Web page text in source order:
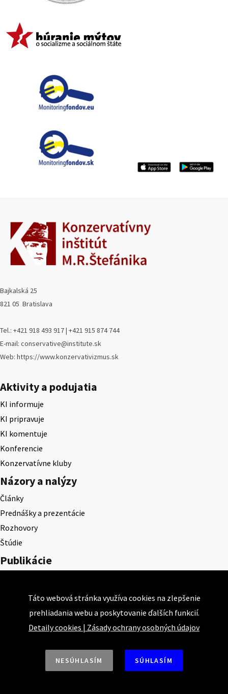
Bajkalská 25
821 05 Bratislava
Tel.: +421 918 493 917 | +421 915 874 744
E-mail: conservative@institute.sk
Web: https://www.konzervativizmus.sk
Aktivity a podujatia
KI informuje
KI pripravuje
KI komentuje
Konferencie
Konzervatívne kluby
Názory a nalýzy
Články
Prednášky a prezentácie
Rozhovory
Štúdie
Publikácie
Konzervatívne listy
Projekty
Táto webová stránka využíva cookies na zlepšenie
prehliadania webu a poskytovanie ďalších funkcií.
Detaily cookies | Zásady ochrany osobných údajov
NESÚHLASÍM SÚHLASÍM